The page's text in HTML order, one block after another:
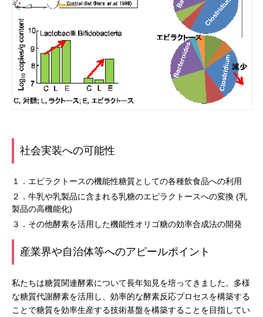
社会実装への可能性
１．エピラクトースの機能性糖質としての各種飲食品への利用
２．牛乳や乳製品に含まれる乳糖のエピラクトースへの変換 (乳
製品の高機能化)
３．その他酵素を活用した機能性オリゴ糖の効率合成法の開発
産業界や自治体等へのアピールポイント
私たちは糖質関連酵素について長年知見を培ってきました。多様
な糖質代謝酵素を活用し、効率的な酵素反応プロセスを構築する
ことで糖質を効率生産する技術基盤を構築することを目指してい